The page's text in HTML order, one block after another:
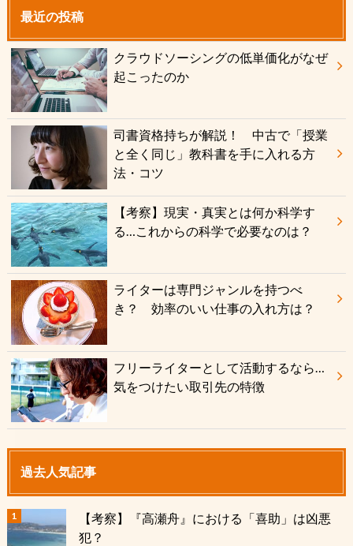
最近の投稿
クラウドソーシングの低単価化がなぜ
起こったのか
司書資格持ちが解説！ 中古で「授業
と全く同じ」教科書を手に入れる方
法・コツ
【考察】現実・真実とは何か科学す
る…これからの科学で必要なのは？
ライターは専門ジャンルを持つべ
き？ 効率のいい仕事の入れ方は？
フリーライターとして活動するなら…
気をつけたい取引先の特徴
過去人気記事
【考察】『高瀬舟』における「喜助」は凶悪
犯？